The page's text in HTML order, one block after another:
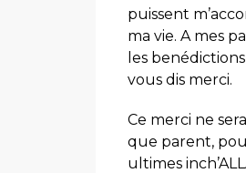
puissent
ma vie. A mes
les
vous dis merci.
Ce merci ne
que parent,
ultimes